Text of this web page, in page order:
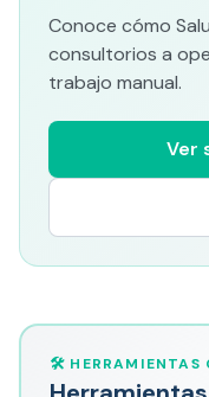
Conoce cómo
consultorios a
trabajo manual.
Ver
🛠️ HERRAMIENTAS